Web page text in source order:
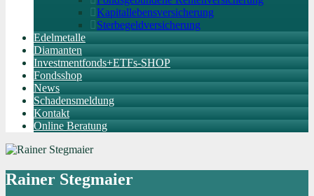
Kapitallebensversicherung
Sterbegeldversicherung
Edelmetalle
Diamanten
Investmentfonds+ETFs-SHOP
Fondsshop
News
Schadensmeldung
Kontakt
Online Beratung
Rainer Stegmaier